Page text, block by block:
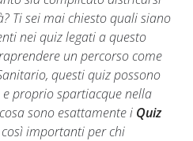
Ti sei mai chiesto quali siano
nei quiz legati a questo
un percorso come
questi quiz possono
proprio spartiacque nella
sono esattamente i Quiz
così importanti per chi